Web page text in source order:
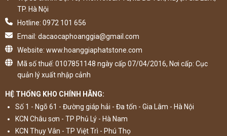
TP. Hà Nội
Hotline: 0972 101 656
Email: dacaocaphoanggia@gmail.com
Website: www.hoanggiaphatstone.com
Mã số thuế: 0107851148 ngày cấp 07/04/2016, Nơi cấp: Cục
quản lý xuất nhập cảnh
HỆ THỐNG KHO CHÍNH HÃNG:
Số 1 - Ngõ 61 - Đường giáp hải - Đa tốn - Gia Lâm - Hà Nội
KCN Châu sơn - TP Phủ Lý - Hà Nam
KCN Thụy Vân - TP Việt Trì - Phú Thọ